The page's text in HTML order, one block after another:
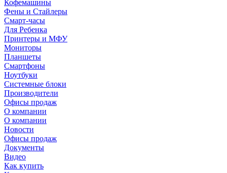
Кофемашины
Фены и Стайлеры
Смарт-часы
Для Ребенка
Принтеры и МФУ
Мониторы
Планшеты
Смартфоны
Ноутбуки
Системные блоки
Производители
Офисы продаж
О компании
О компании
Новости
Офисы продаж
Документы
Видео
Как купить